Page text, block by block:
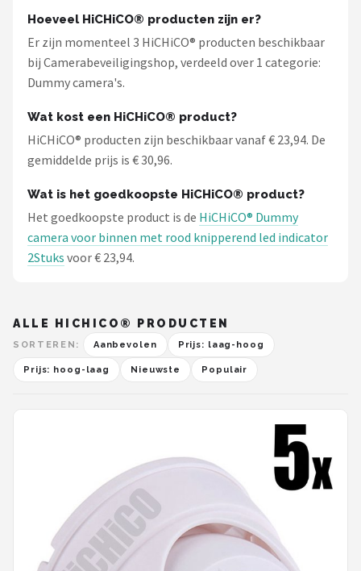
Hoeveel HiCHiCO® producten zijn er?
Er zijn momenteel 3 HiCHiCO® producten beschikbaar
bij Camerabeveiligingshop, verdeeld over 1 categorie:
Dummy camera's.
Wat kost een HiCHiCO® product?
HiCHiCO® producten zijn beschikbaar vanaf € 23,94. De
gemiddelde prijs is € 30,96.
Wat is het goedkoopste HiCHiCO® product?
Het goedkoopste product is de HiCHiCO® Dummy
camera voor binnen met rood knipperend led indicator
2Stuks voor € 23,94.
ALLE HICHICO® PRODUCTEN
SORTEREN: Aanbevolen Prijs: laag-hoog
Prijs: hoog-laag Nieuwste Populair